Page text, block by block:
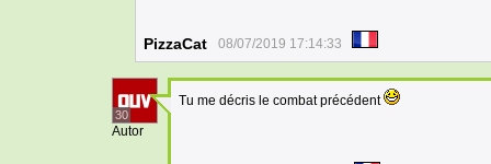
PizzaCat 08/07/2019 17:14:33
30
Autor
Tu me décris le combat précédent